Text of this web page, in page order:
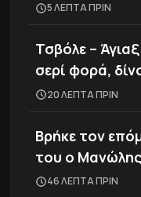
5 ΛΕΠΤΑ ΠΡΙΝ
Τσβόλε –
σερί φορά,
20 ΛΕΠΤΑ ΠΡΙΝ
Βρήκε τον
του ο
46 ΛΕΠΤΑ ΠΡΙΝ